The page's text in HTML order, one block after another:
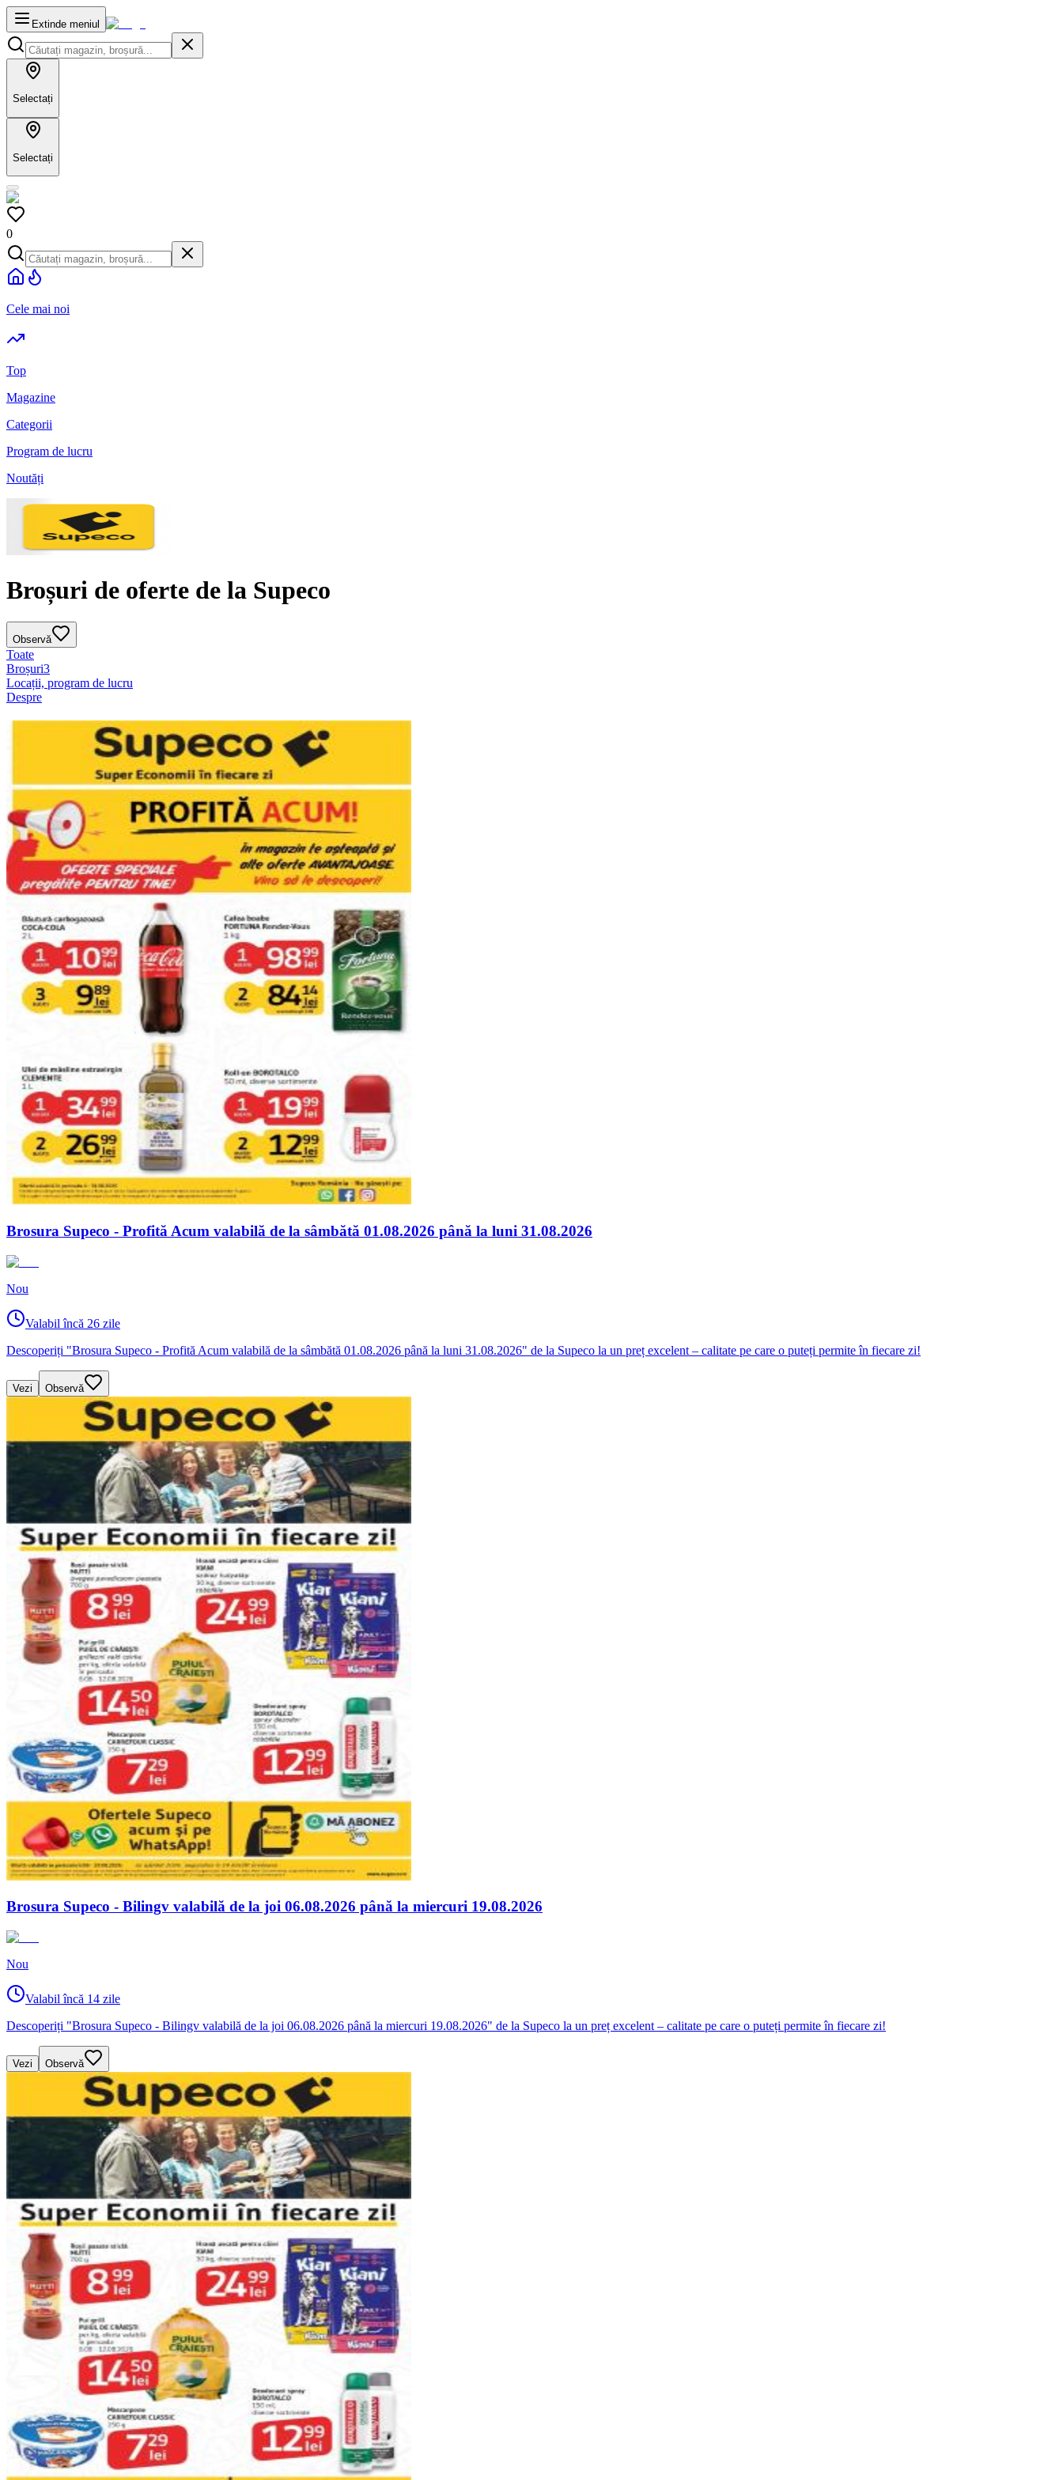
Extinde meniul
Selectați
Selectați
0
Cele mai noi
Top
Magazine
Categorii
Program de lucru
Noutăți
Broșuri de oferte de la Supeco
Observă
Toate
Broșuri3
Locații, program de lucru
Despre
Brosura Supeco - Profită Acum valabilă de la sâmbătă 01.08.2026 până la luni 31.08.2026
Nou
Valabil încă 26 zile
Descoperiți "Brosura Supeco - Profită Acum valabilă de la sâmbătă 01.08.2026 până la luni 31.08.2026" de la Supeco la un preț excelent – calitate pe care o puteți permite în fiecare zi!
Vezi Observă
Brosura Supeco - Bilingv valabilă de la joi 06.08.2026 până la miercuri 19.08.2026
Nou
Valabil încă 14 zile
Descoperiți "Brosura Supeco - Bilingv valabilă de la joi 06.08.2026 până la miercuri 19.08.2026" de la Supeco la un preț excelent – calitate pe care o puteți permite în fiecare zi!
Vezi Observă